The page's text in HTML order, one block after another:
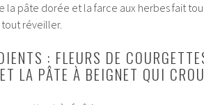
la pâte dorée et la farce aux herbes fait
réveiller.
: FLEURS DE
LA PÂTE À BEIGNET QUI